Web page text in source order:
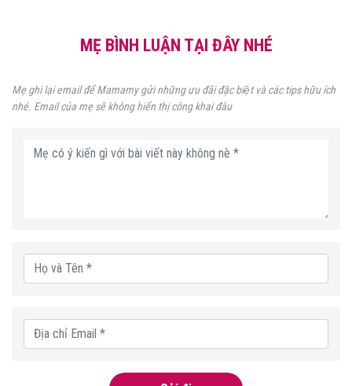
MẸ BÌNH LUẬN TẠI ĐÂY NHÉ
Mẹ ghi lại email để Mamamy gửi những ưu đãi đặc biệt và các tips hữu ích
nhé. Email của mẹ sẽ không hiển thị công khai đâu